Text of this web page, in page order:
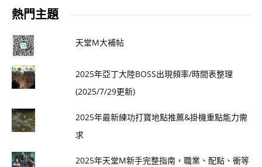
熱門主題
天堂M大補帖
2025年亞丁大陸BOSS出現頻率/時間表整理
(2025/7/29更新)
2025年最新練功打寶地點推薦&掛機重點能力需
求
2025年天堂M新手完整指南，職業、配點、衝等